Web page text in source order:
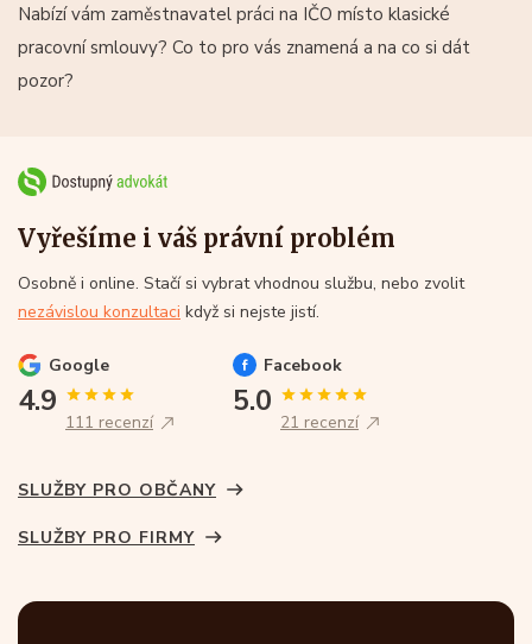
Nabízí vám zaměstnavatel práci na IČO místo klasické
pracovní smlouvy? Co to pro vás znamená a na co si dát
pozor?
Vyřešíme i váš právní problém
Osobně i online. Stačí si vybrat vhodnou službu, nebo zvolit
nezávislou konzultaci když si nejste jistí.
Google
4.9
111 recenzí
Facebook
5.0
21 recenzí
SLUŽBY PRO OBČANY
SLUŽBY PRO FIRMY